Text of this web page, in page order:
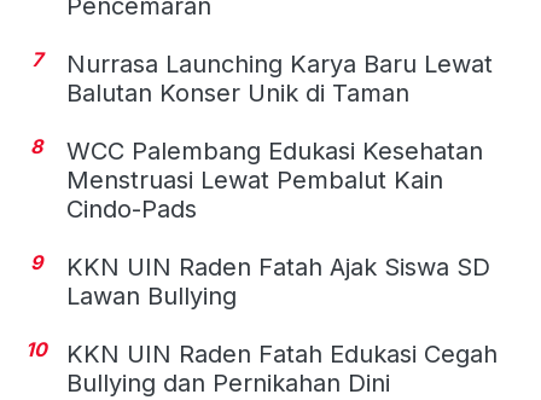
Pencemaran
7
Nurrasa Launching Karya Baru Lewat
Balutan Konser Unik di Taman
8
WCC Palembang Edukasi Kesehatan
Menstruasi Lewat Pembalut Kain
Cindo-Pads
9
KKN UIN Raden Fatah Ajak Siswa SD
Lawan Bullying
10
KKN UIN Raden Fatah Edukasi Cegah
Bullying dan Pernikahan Dini